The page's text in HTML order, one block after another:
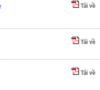
Tải về
Tải về
Tải về